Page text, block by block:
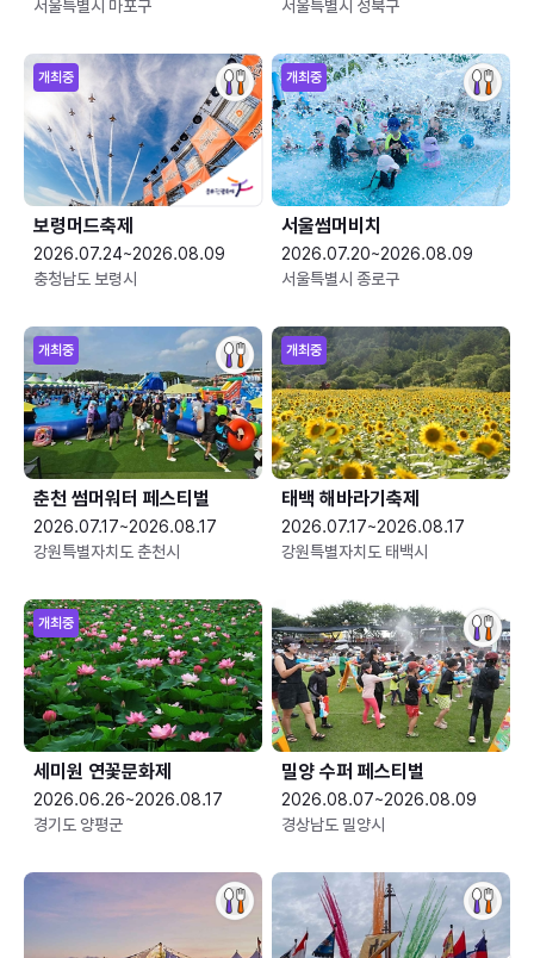
서울특별시 마포구
서울특별시 성북구
개최중
보령머드축제
2026.07.24~2026.08.09
충청남도 보령시
개최중
서울썸머비치
2026.07.20~2026.08.09
서울특별시 종로구
개최중
춘천 썸머워터 페스티벌
2026.07.17~2026.08.17
강원특별자치도 춘천시
개최중
태백 해바라기축제
2026.07.17~2026.08.17
강원특별자치도 태백시
개최중
세미원 연꽃문화제
2026.06.26~2026.08.17
경기도 양평군
밀양 수퍼 페스티벌
2026.08.07~2026.08.09
경상남도 밀양시